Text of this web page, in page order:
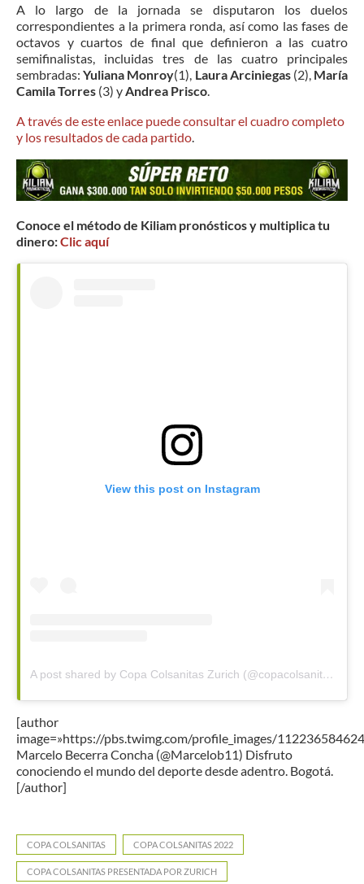
A lo largo de la jornada se disputaron los duelos
correspondientes a la primera ronda, así como las fases de
octavos y cuartos de final que definieron a las cuatro
semifinalistas, incluidas tres de las cuatro principales
sembradas:Yuliana Monroy(1), Laura Arciniegas(2), María
Camila Torres (3) y Andrea Prisco
A través de este enlace puede consultar el cuadro completo
y los resultados de cada partido
Conoce el método de Kiliam pronósticos y multiplica tu
dinero:Clic aquí
View this post on Instagram
A post shared by Copa Colsanitas Zurich (@copacolsanitaszurich)
[author
image=»https://pbs.twimg.com/profile_images/
Marcelo Becerra Concha (@Marcelob11) Disfruto
conociendo el mundo del deporte desde adentro. Bogotá.
[/author]
COPA COLSANITAS COPA COLSANITAS 2022
COPA COLSANITAS PRESENTADA POR ZURICH